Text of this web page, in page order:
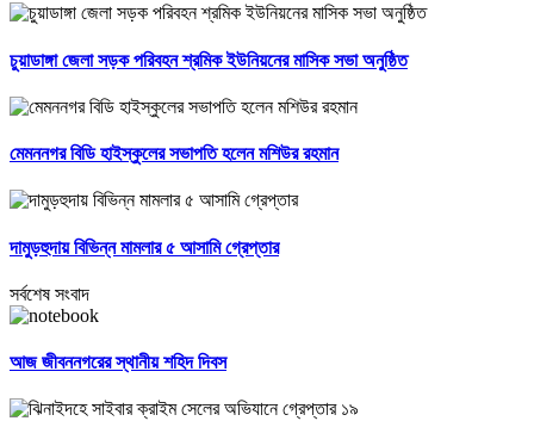
চুয়াডাঙ্গা জেলা সড়ক পরিবহন শ্রমিক ইউনিয়নের মাসিক সভা অনুষ্ঠিত
মেমননগর বিডি হাইস্কুলের সভাপতি হলেন মশিউর রহমান
দামুড়হুদায় বিভিন্ন মামলার ৫ আসামি গ্রেপ্তার
সর্বশেষ সংবাদ
আজ জীবননগরের স্থানীয় শহিদ দিবস